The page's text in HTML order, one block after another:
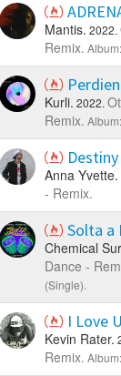
Mantis. 2022.
Remix.
Kurli. 2022.
Remix.
Anna Yvette.
- Remix.
Solta a
Chemical
Dance -
(Single).
I Love
Kevin Rater.
Remix.